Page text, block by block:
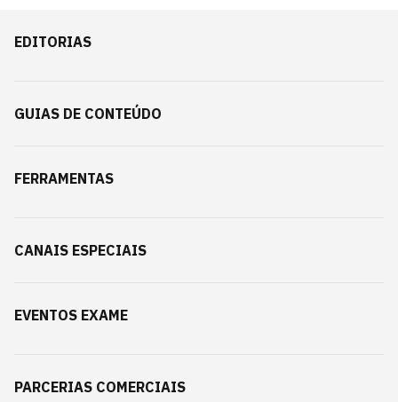
EDITORIAS
GUIAS DE CONTEÚDO
FERRAMENTAS
CANAIS ESPECIAIS
EVENTOS EXAME
PARCERIAS COMERCIAIS